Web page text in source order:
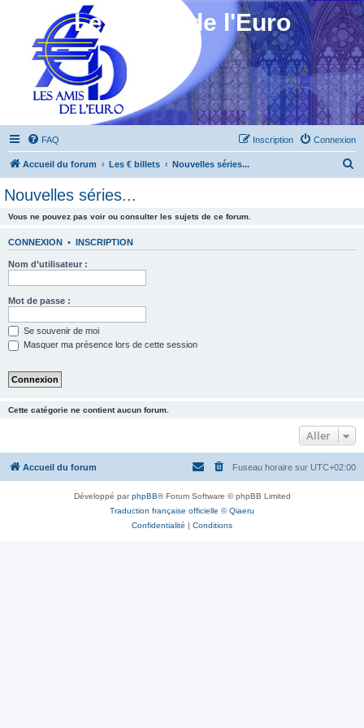
Les Amis de l'Euro
FAQ Connexion
Inscription
Accueil du forum Les € billets Nouvelles séries...
Nouvelles séries...
Vous ne pouvez pas voir ou consulter les sujets de ce forum.
CONNEXION • INSCRIPTION
Nom d’utilisateur :
Mot de passe :
Se souvenir de moi
Masquer ma présence lors de cette session
Cette catégorie ne contient aucun forum.
Aller
Accueil du forum Fuseau horaire sur UTC+02:00
Développé parphpBB® Forum Software © phpBB Limited
Traduction française officielle ©Qiaeru
Confidentialité | Conditions